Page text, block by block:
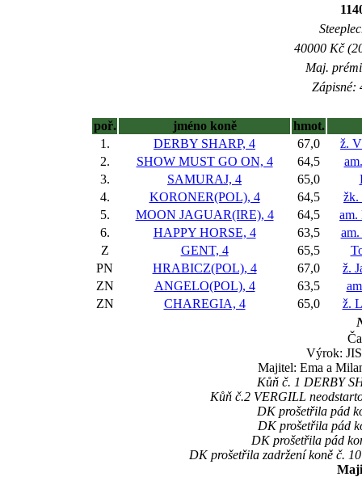
40000 Kč
Maj.
Zápisné:
poř. jméno koně
hmot.
1.
DERBY SHARP, 4 67,0
ž.
2.
SHOW MUST GO ON, 4 64,5
3.
SAMURAJ, 4 65,0
4.
KORONER(POL), 4 64,5
žk.
5.
MOON JAGUAR(IRE), 4 64,5
am.
6.
HAPPY HORSE, 4 63,5
Z
GENT, 4 65,5
PN
HRABICZ(POL), 4 67,0
ž.
ZN
ANGELO(POL), 4 63,5
ZN
CHAREGIA, 4 65,0
ž.
Výrok:
Majitel: Ema a
Kůň č. 1 DERBY
Kůň č.2 VERGILL
DK prošetřila pád
DK prošetřila pád
DK prošetřila pád
DK prošetřila zadržení koně č.